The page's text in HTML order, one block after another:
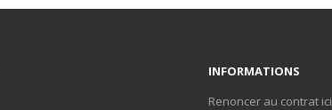
INFORMATIONS
Renoncer au contrat ici